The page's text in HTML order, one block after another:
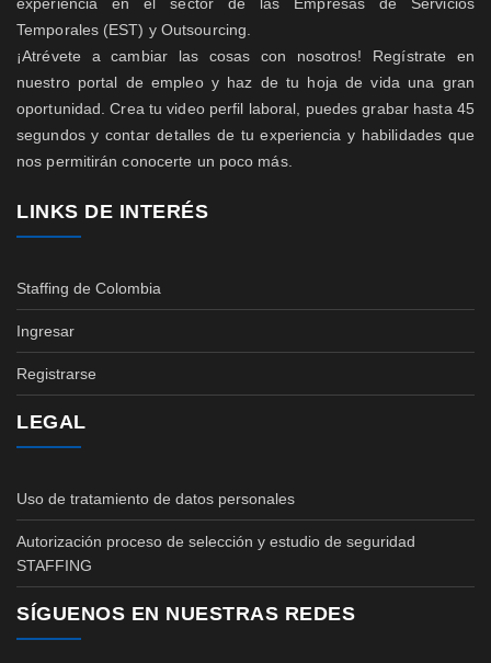
Temporales (EST) y Outsourcing.
¡Atrévete a cambiar las cosas con nosotros! Regístrate en
nuestro portal de empleo y haz de tu hoja de vida una gran
oportunidad. Crea tu video perfil laboral, puedes grabar hasta 45
segundos y contar detalles de tu experiencia y habilidades que
nos permitirán conocerte un poco más.
LINKS DE INTERÉS
Staffing de Colombia
Ingresar
Registrarse
LEGAL
Uso de tratamiento de datos personales
Autorización proceso de selección y estudio de seguridad
STAFFING
SÍGUENOS EN NUESTRAS REDES